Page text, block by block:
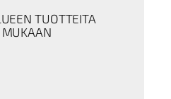
TUOTTEITA